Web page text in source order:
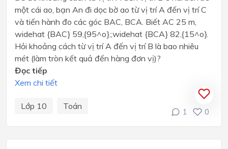
một cái ao, bạn An đi dọc bờ ao từ vị trí A đến vị trí C
và tiến hành đo các góc BAC, BCA. Biết AC 25 m,
widehat {BAC} 59,{95^o};;widehat {BCA} 82,{15^o}.
Hỏi khoảng cách từ vị trí A đến vị trí B là bao nhiêu
mét (làm tròn kết quả đến hàng đơn vị)?
Đọc tiếp
Xem chi tiết
Lớp 10 Toán
1 0